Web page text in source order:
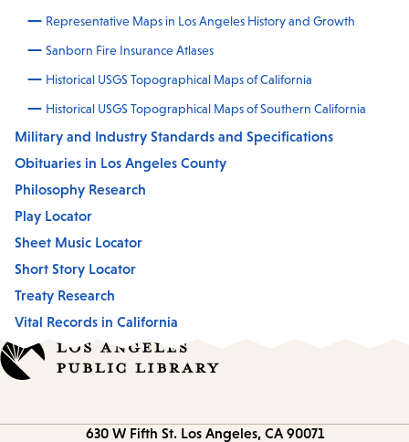
Representative Maps in Los Angeles History and Growth
Sanborn Fire Insurance Atlases
Historical USGS Topographical Maps of California
Historical USGS Topographical Maps of Southern California
Military and Industry Standards and Specifications
Obituaries in Los Angeles County
Philosophy Research
Play Locator
Sheet Music Locator
Short Story Locator
Treaty Research
Vital Records in California
630 W Fifth St. Los Angeles, CA 90071